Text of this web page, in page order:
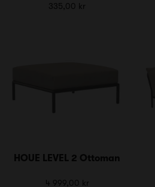
335,00 kr
HOUE LEVEL 2 Ottoman
4 999,00 kr